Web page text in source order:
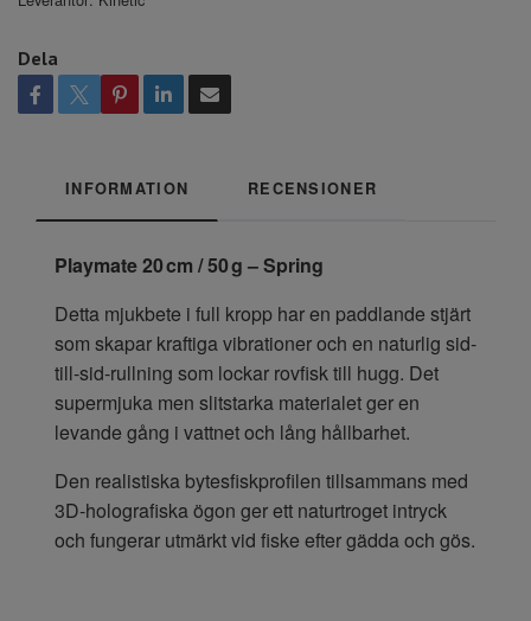
Dela
INFORMATION RECENSIONER
Playmate 20 cm / 50 g – Spring
Detta mjukbete i full kropp har en paddlande stjärt
som skapar kraftiga vibrationer och en naturlig sid-
till-sid-rullning som lockar rovfisk till hugg. Det
supermjuka men slitstarka materialet ger en
levande gång i vattnet och lång hållbarhet.
Den realistiska bytesfiskprofilen tillsammans med
3D-holografiska ögon ger ett naturtroget intryck
och fungerar utmärkt vid fiske efter gädda och gös.